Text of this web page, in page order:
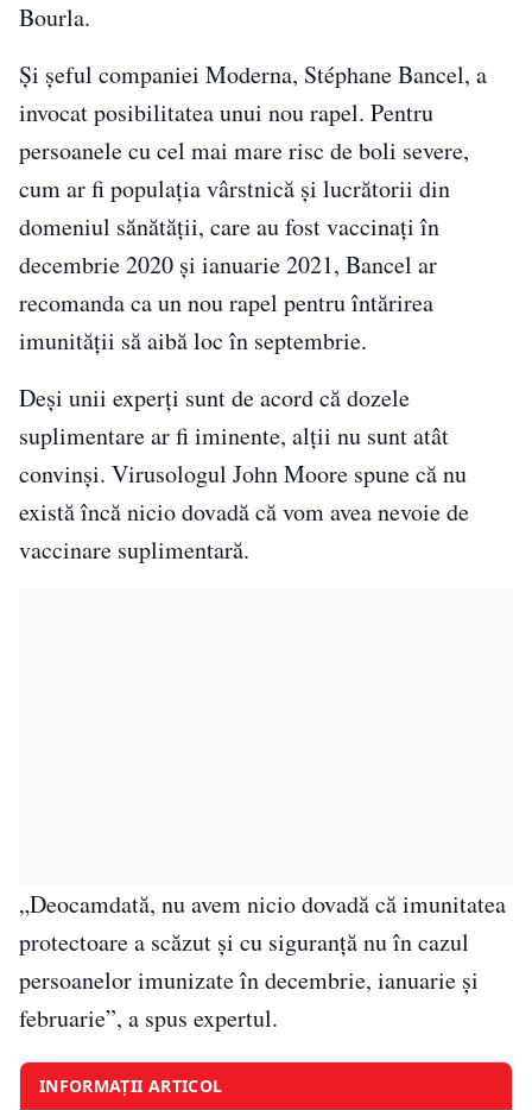
Bourla.
Și șeful companiei Moderna, Stéphane Bancel, a
invocat posibilitatea unui nou rapel. Pentru
persoanele cu cel mai mare risc de boli severe,
cum ar fi populația vârstnică și lucrătorii din
domeniul sănătății, care au fost vaccinați în
decembrie 2020 și ianuarie 2021, Bancel ar
recomanda ca un nou rapel pentru întărirea
imunității să aibă loc în septembrie.
Deși unii experți sunt de acord că dozele
suplimentare ar fi iminente, alții nu sunt atât
convinși. Virusologul John Moore spune că nu
există încă nicio dovadă că vom avea nevoie de
vaccinare suplimentară.
„Deocamdată, nu avem nicio dovadă că imunitatea
protectoare a scăzut și cu siguranță nu în cazul
persoanelor imunizate în decembrie, ianuarie și
februarie”, a spus expertul.
INFORMAȚII ARTICOL